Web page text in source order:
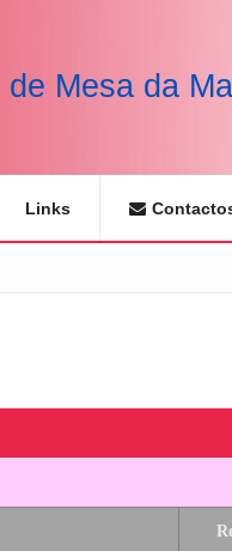
Mesa da
Links